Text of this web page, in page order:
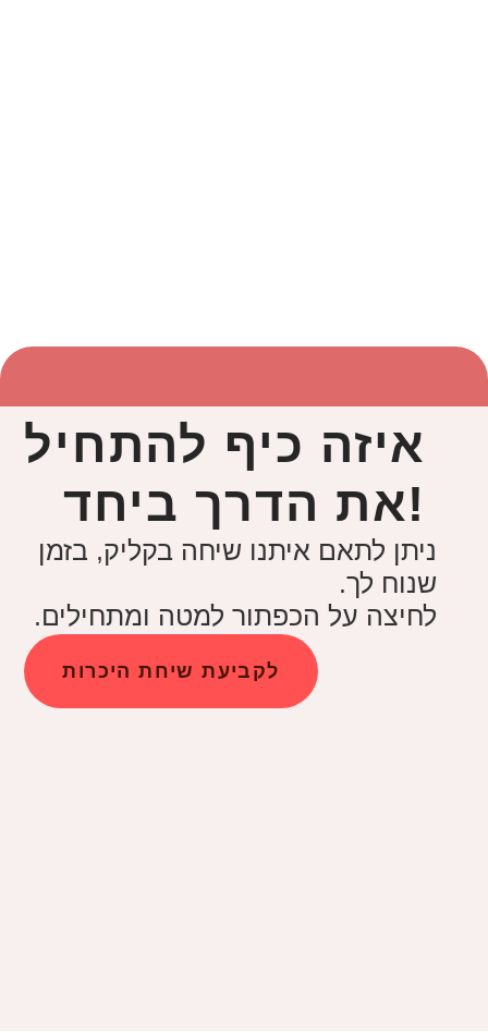
איזה כיף להתחיל
!את הדרך ביחד
ניתן לתאם איתנו שיחה בקליק, בזמן
שנוח לך.
לחיצה על הכפתור למטה ומתחילים.
לקביעת שיחת היכרות